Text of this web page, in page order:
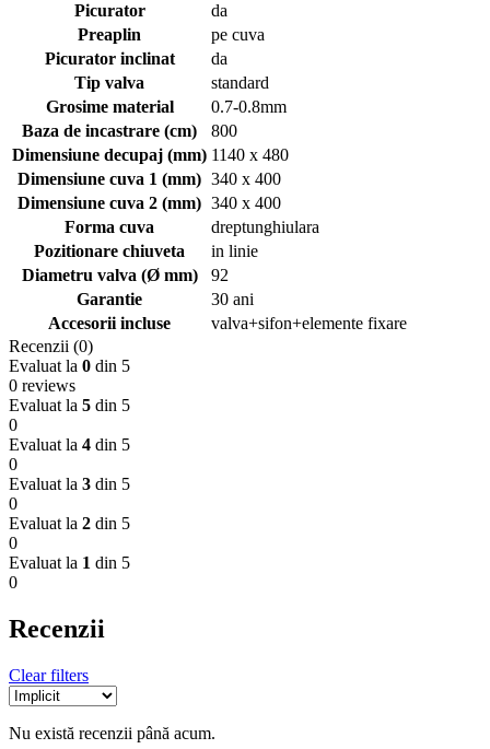
Picurator
da
Preaplin
pe cuva
Picurator inclinat
da
Tip valva
standard
Grosime material
0.7-0.8mm
Baza de incastrare (cm)
800
Dimensiune decupaj (mm) 1140 x 480
Dimensiune cuva 1 (mm) 340 x 400
Dimensiune cuva 2 (mm) 340 x 400
Forma cuva
dreptunghiulara
Pozitionare chiuveta
in linie
Diametru valva (Ø mm)
92
Garantie
30 ani
Accesorii incluse
valva+sifon+elemente fixare
Recenzii (0)
Evaluat la 0 din 5
0 reviews
Evaluat la 5 din 5
0
Evaluat la 4 din 5
0
Evaluat la 3 din 5
0
Evaluat la 2 din 5
0
Evaluat la 1 din 5
0
Recenzii
Clear filters
Nu există recenzii până acum.